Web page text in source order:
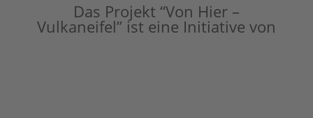
Das Projekt “Von Hier –
Vulkaneifel” ist eine Initiative von